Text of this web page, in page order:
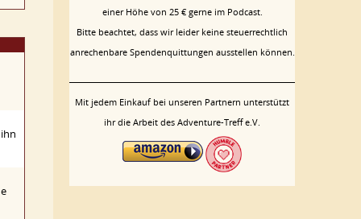
einer Höhe von 25 € gerne im Podcast.
Bitte beachtet, dass wir leider keine steuerrechtlich
anrechenbare Spendenquittungen ausstellen können.
Mit jedem Einkauf bei unseren Partnern unterstützt
ihr die Arbeit des Adventure-Treff e.V.